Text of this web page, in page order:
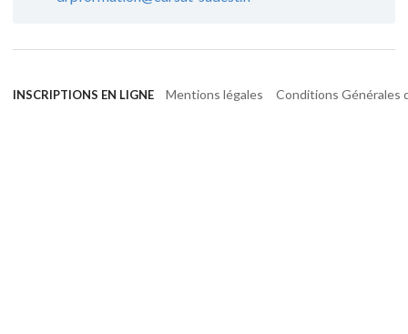
INSCRIPTIONS EN LIGNE Mentions légales Conditions Générales